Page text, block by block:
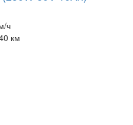
ч
км